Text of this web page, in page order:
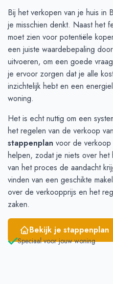
Augustus
September
14
Oktober
November
18
December
Januari
18
Februari
18
Maart
Mei
17
Juni
14
Bij het verkopen van je huis in
je misschien denkt. Naast het
moet zien voor potentiële
een juiste waardebepaling
uitvoeren, om een goede
je ervoor zorgen dat je alle
inzichtelijk hebt en een
woning.
Het is echt nuttig om een
het regelen van de verkoop
stappenplan voor de verkoop
helpen, zodat je niets over
van het proces de aandacht
vinden van een geschikte
over de verkoopprijs en het
zaken.
Bekijk je stappenplan
Speciaal voor jouw woning